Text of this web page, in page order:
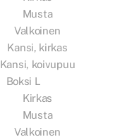
Musta
Valkoinen
Kansi, kirkas
Kansi, koivupuu
Boksi L
Kirkas
Musta
Valkoinen